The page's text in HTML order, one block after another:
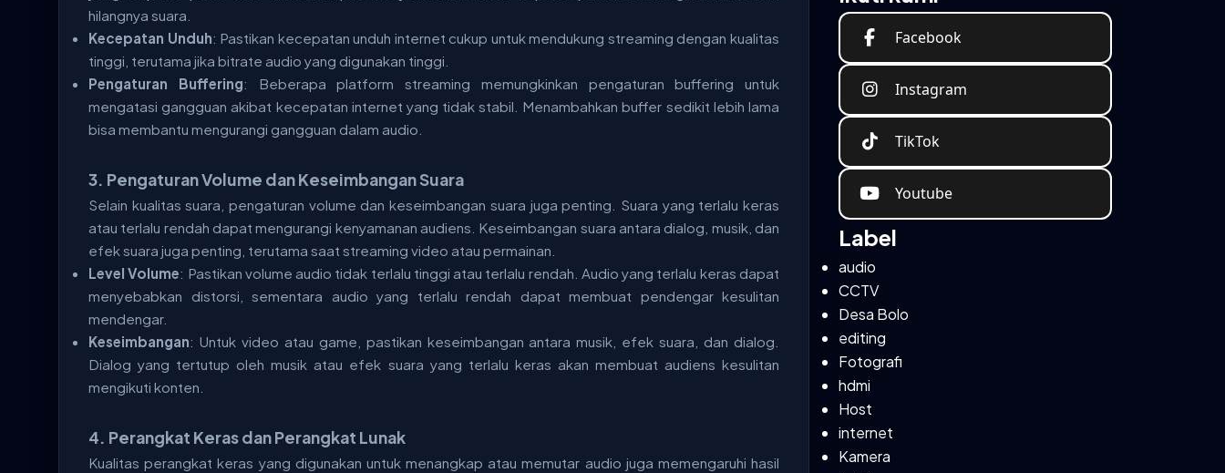
hilangnya suara.
Kecepatan Unduh: Pastikan kecepatan unduh internet cukup untuk mendukung streaming dengan kualitas
tinggi, terutama jika bitrate audio yang digunakan tinggi.
Pengaturan Buffering: Beberapa platform streaming memungkinkan pengaturan buffering untuk
mengatasi gangguan akibat kecepatan internet yang tidak stabil. Menambahkan buffer sedikit lebih lama
bisa membantu mengurangi gangguan dalam audio.
3. Pengaturan Volume dan Keseimbangan Suara
Selain kualitas suara, pengaturan volume dan keseimbangan suara juga penting. Suara yang terlalu keras
atau terlalu rendah dapat mengurangi kenyamanan audiens. Keseimbangan suara antara dialog, musik, dan
efek suara juga penting, terutama saat streaming video atau permainan.
Level Volume: Pastikan volume audio tidak terlalu tinggi atau terlalu rendah. Audio yang terlalu keras dapat
menyebabkan distorsi, sementara audio yang terlalu rendah dapat membuat pendengar kesulitan
mendengar.
Keseimbangan: Untuk video atau game, pastikan keseimbangan antara musik, efek suara, dan dialog.
Dialog yang tertutup oleh musik atau efek suara yang terlalu keras akan membuat audiens kesulitan
mengikuti konten.
4. Perangkat Keras dan Perangkat Lunak
Kualitas perangkat keras yang digunakan untuk menangkap atau memutar audio juga memengaruhi hasil
Facebook
Instagram
TikTok
Youtube
Label
audio
CCTV
Desa Bolo
editing
Fotografi
hdmi
Host
internet
Kamera